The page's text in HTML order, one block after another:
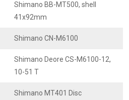
Shimano BB-MT500, shell
41x92mm
Shimano CN-M6100
Shimano Deore CS-M6100-12,
10-51 T
Shimano MT401 Disc